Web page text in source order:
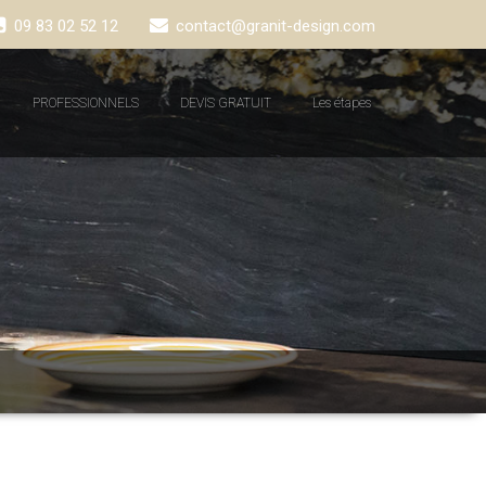
09 83 02 52 12 contact@granit-design.com
PROFESSIONNELS DEVIS GRATUIT Les étapes